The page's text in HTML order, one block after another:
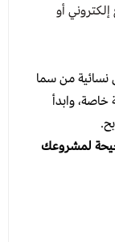
أو
من سما
وابدأ
لمشروعك